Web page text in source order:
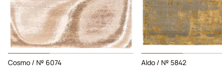
Cosmo / № 6074
Aldo / № 5842